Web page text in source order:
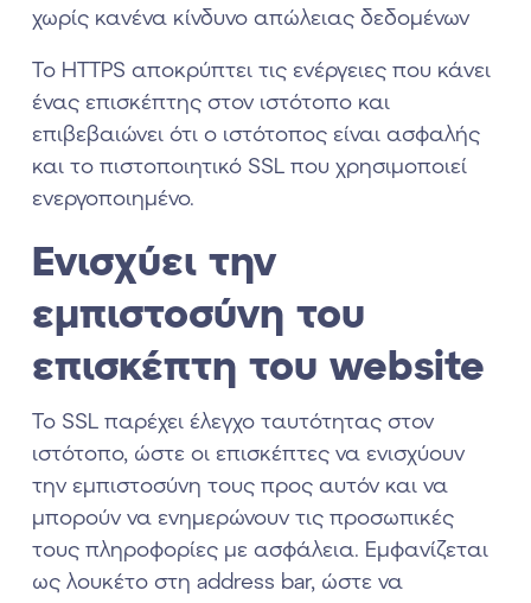
χωρίς κανένα κίνδυνο απώλειας δεδομένων
Το HTTPS αποκρύπτει τις ενέργειες που κάνει
ένας επισκέπτης στον ιστότοπο και
επιβεβαιώνει ότι ο ιστότοπος είναι ασφαλής
και το πιστοποιητικό SSL που χρησιμοποιεί
ενεργοποιημένο.
Ενισχύει την
εμπιστοσύνη του
επισκέπτη του website
Το SSL παρέχει έλεγχο ταυτότητας στον
ιστότοπο, ώστε οι επισκέπτες να ενισχύουν
την εμπιστοσύνη τους προς αυτόν και να
μπορούν να ενημερώνουν τις προσωπικές
τους πληροφορίες με ασφάλεια. Εμφανίζεται
ως λουκέτο στη address bar, ώστε να